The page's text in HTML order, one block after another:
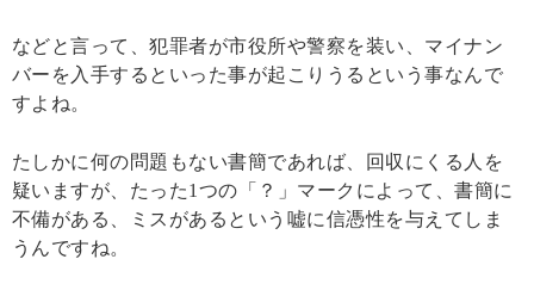
などと言って、犯罪者が市役所や警察を装い、マイナン
バーを入手するといった事が起こりうるという事なんで
すよね。
たしかに何の問題もない書簡であれば、回収にくる人を
疑いますが、たった1つの「？」マークによって、書簡に
不備がある、ミスがあるという嘘に信憑性を与えてしま
うんですね。